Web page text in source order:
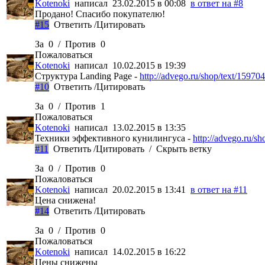
Kotenoki написал 23.02.2015 в 00:08 в ответ на #8
Продано! Спасибо покупателю!
#15 Ответить /Цитировать
За 0 / Против 0
Пожаловаться
Kotenoki написал 10.02.2015 в 19:39
Структура Landing Page - http://advego.ru/shop/text/
#10 Ответить /Цитировать
За 0 / Против 1
Пожаловаться
Kotenoki написал 13.02.2015 в 13:35
Техники эффективного кунилингуса - http://advego.ru/
#11
Ответить /Цитировать / Скрыть ветку
За 0 / Против 0
Пожаловаться
Kotenoki написал 20.02.2015 в 13:41 в ответ на #11
Цена снижена!
#14 Ответить /Цитировать
За 0 / Против 0
Пожаловаться
Kotenoki написал 14.02.2015 в 16:22
Цены снижены